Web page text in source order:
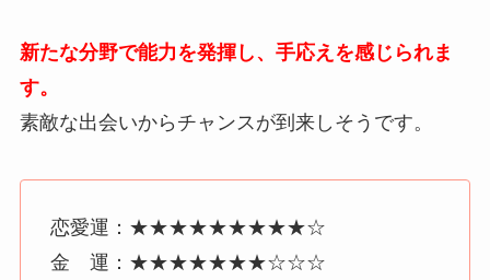
新たな分野で能力を発揮し、手応えを感じられま
す。
素敵な出会いからチャンスが到来しそうです。
恋愛運：★★★★★★★★★☆
金 運：★★★★★★★☆☆☆